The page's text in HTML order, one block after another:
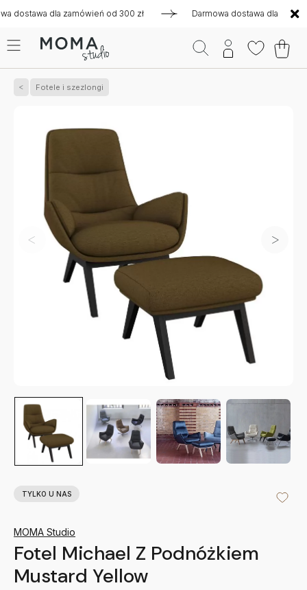
dla zamówień od 300 zł Darmowa dostawa dla zamówień
Fotele i szezlongi
TYLKO U NAS
MOMA Studio
Fotel Michael Z Podnóżkiem
Mustard Yellow